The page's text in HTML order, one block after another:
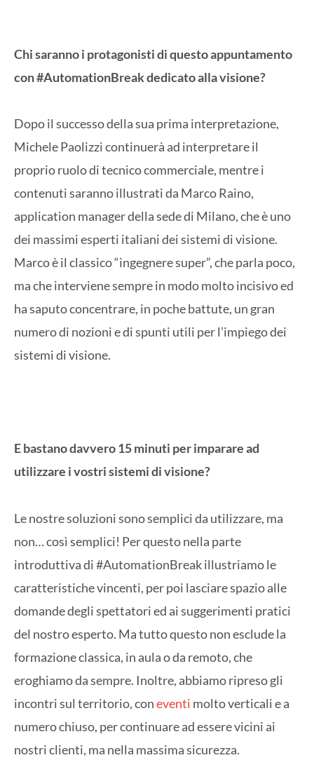
Chi saranno i protagonisti di questo appuntamento
con#AutomationBreak dedicato alla visione?
Dopo il successo della sua prima interpretazione,
Michele Paolizzi continuerà ad interpretare il
proprio ruolo di tecnico commerciale, mentre i
contenuti saranno illustrati da Marco Raino,
application manager della sede di Milano, che è uno
dei massimi esperti italiani dei sistemi di visione.
Marco è il classico “ingegnere super”, che parla poco,
ma che interviene sempre in modo molto incisivo ed
ha saputo concentrare, in poche battute, un gran
numero di nozioni e di spunti utili per l’impiego dei
sistemi di visione.
E bastano davvero 15 minuti per imparare ad
utilizzare i vostri sistemi di visione?
Le nostre soluzioni sono semplici da utilizzare, ma
non… così semplici! Per questo nella parte
introduttiva di #AutomationBreak illustriamo le
caratteristiche vincenti, per poi lasciare spazio alle
domande degli spettatori ed ai suggerimenti pratici
del nostro esperto. Ma tutto questo non esclude la
formazione classica, in aula o da remoto, che
eroghiamo da sempre. Inoltre, abbiamo ripreso gli
incontri sul territorio, coneventi molto verticali e a
numero chiuso, per continuare ad essere vicini ai
nostri clienti, ma nella massima sicurezza.